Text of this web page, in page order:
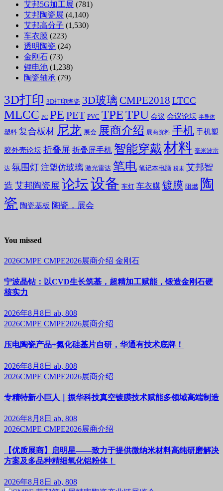
艾邦5G加工展 (781)
艾邦陶瓷展 (4,140)
艾邦高分子 (1,530)
车衣膜 (223)
透明陶瓷 (24)
金刚石 (73)
锂电池 (1,238)
陶瓷轴承 (79)
3D打印 3D打印陶瓷 3D玻璃 CMPE2018 LTCC
MLCC PC PE PET PVC TPETPU 会议 会议论坛 半导体
塑料 复合板材 尼龙 展会 展商介绍 展商资料 手机 手机塑
胶外壳论坛 折叠屏 折叠屏手机 智能穿戴材料 毫米波雷
达 氛围灯 注塑仿玻璃 激光雷达 笔电 笔记本电脑 粉末 艾邦智
造 艾邦陶瓷展 论坛设备 车灯 车衣膜 镀膜 阻燃 陶
瓷 陶瓷基板 陶瓷，展会
You missed
2026CMPE CMPE2026展商介绍 金刚石
宁波晶钻：以CVD生长筑基，超精加工赋能，锻造金刚石硬
核实力
2026年8月8日 ab, 808
2026CMPE CMPE2026展商介绍
压电陶瓷产品+氮化硅基片自研，华通有技术底牌！
2026年8月8日 ab, 808
2026CMPE CMPE2026展商介绍
专精特新小巨人｜振华科技真空镀膜技术赋能多领域高端制造
2026年8月8日 ab, 808
2026CMPE CMPE2026展商介绍
【优质展商】启明星——致力于提供微纳米材料高纯研磨解决
方案及多品种精细氧化铝粉体！
2026年8月8日 ab, 808